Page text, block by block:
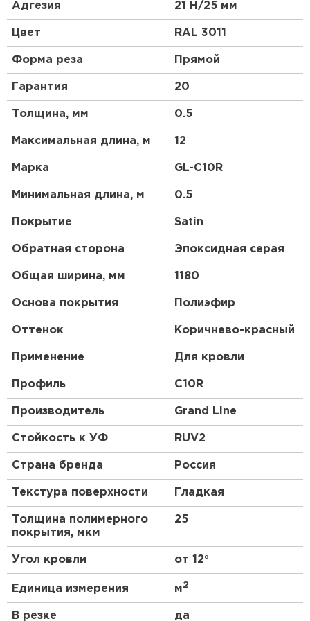
чем другие виды профнастила. Благодаря
высоте профиля этот материал будет органично
смотреться на крыше любой сложности.
Адгезия 21 Н/25 мм
Цвет RAL 3011
Форма реза Прямой
Гарантия 20
Толщина, мм 0.5
Максимальная длина, м 12
Марка GL-С10R
Минимальная длина, м 0.5
Покрытие Satin
Обратная сторона Эпоксидная серая
Общая ширина, мм 1180
Основа покрытия Полиэфир
Оттенок Коричнево-красный
Применение Для кровли
Профиль C10R
Производитель Grand Line
Стойкость к УФ RUV2
Страна бренда Россия
Текстура поверхности Гладкая
Толщина полимерного
покрытия, мкм
25
Угол кровли от 12°
Единица измерения м2
В резке да